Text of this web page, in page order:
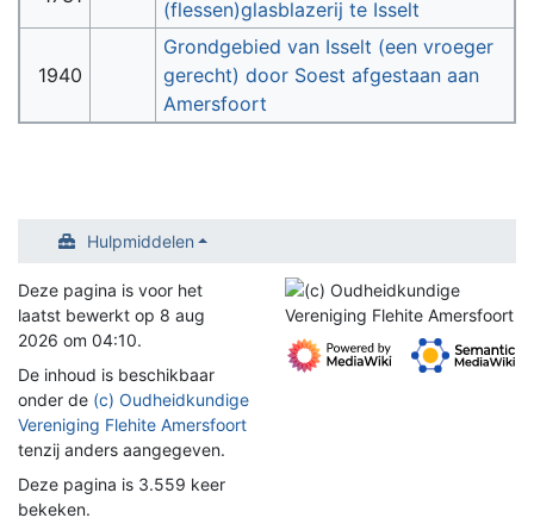
(flessen)glasblazerij te Isselt
1940
Grondgebied van Isselt (een vroeger
gerecht) door Soest afgestaan aan
Amersfoort
Hulpmiddelen
Deze pagina is voor het
laatst bewerkt op 8 aug
2026 om 04:10.
De inhoud is beschikbaar
onder de (c) Oudheidkundige
Vereniging Flehite Amersfoort
tenzij anders aangegeven.
Deze pagina is 3.559 keer
bekeken.